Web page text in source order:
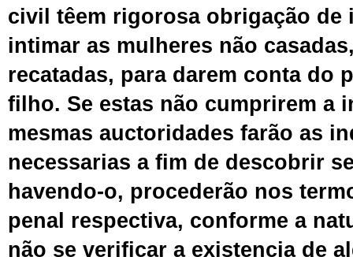
civil têem rigorosa obrigação de
intimar as mulheres não
recatadas, para darem conta do
filho. Se estas não cumprirem a
mesmas auctoridades farão as
necessarias a fim de descobrir
havendo-o, procederão nos
penal respectiva, conforme a
não se verificar a existencia de